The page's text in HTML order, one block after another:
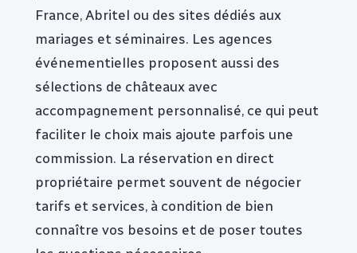
France, Abritel ou des sites dédiés aux
mariages et séminaires. Les agences
événementielles proposent aussi des
sélections de châteaux avec
accompagnement personnalisé, ce qui peut
faciliter le choix mais ajoute parfois une
commission. La réservation en direct
propriétaire permet souvent de négocier
tarifs et services, à condition de bien
connaître vos besoins et de poser toutes